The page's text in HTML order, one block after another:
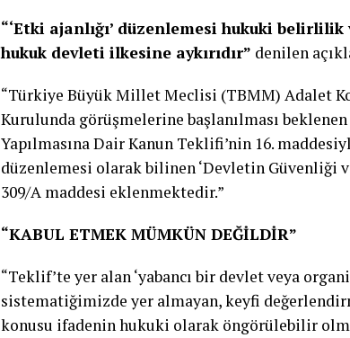
“‘Etki ajanlığı’ düzenlemesi hukuki
hukuk devleti ilkesine aykırıdır” denilen
“Türkiye Büyük Millet Meclisi (TBMM) Adalet
Kurulunda görüşmelerine başlanılması
Yapılmasına Dair Kanun Teklifi’nin 16.
düzenlemesi olarak bilinen ‘Devletin Güvenliği
309/A maddesi eklenmektedir.”
“KABUL ETMEK MÜMKÜN DEĞİLDİR”
“Teklif’te yer alan ‘yabancı bir devlet veya
sistematiğimizde yer almayan, keyfi
konusu ifadenin hukuki olarak öngörülebilir